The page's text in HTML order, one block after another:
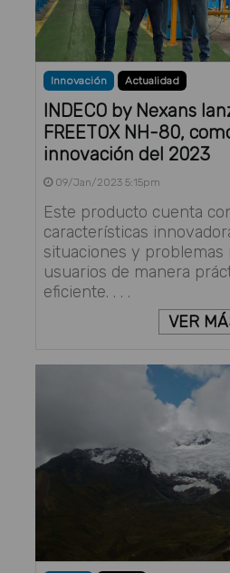
Innovación Actualidad
INDECO by Nexans
FREETOX NH-80,
innovación del 2023
09/Jan/2023 5:15pm
Este producto cuenta
características
situaciones y problemas
usuarios de manera
eficiente. . . .
VER